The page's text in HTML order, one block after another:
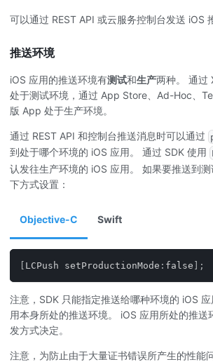
可以通过 REST API 或云服务控制台发送 iOS
推送环境
iOS 应用的推送环境有测试和生产两种。 通过
处于测试环境，通过 App Store、Ad-Hoc、
版 App 处于生产环境。
通过 REST API 和控制台推送消息时可以通过
到处于哪个环境的 iOS 应用。 通过 SDK 使用
认发往生产环境的 iOS 应用。 如果要推送到
下方式设置：
Objective-C Swift
[ LCPush setProductionMode : false ] ;
注意，SDK 只能指定推送给哪种环境的 iOS
用本身所处的推送环境。 iOS 应用所处的推
发方式决定。
注意，为防止由于大量证书错误所产生的性能